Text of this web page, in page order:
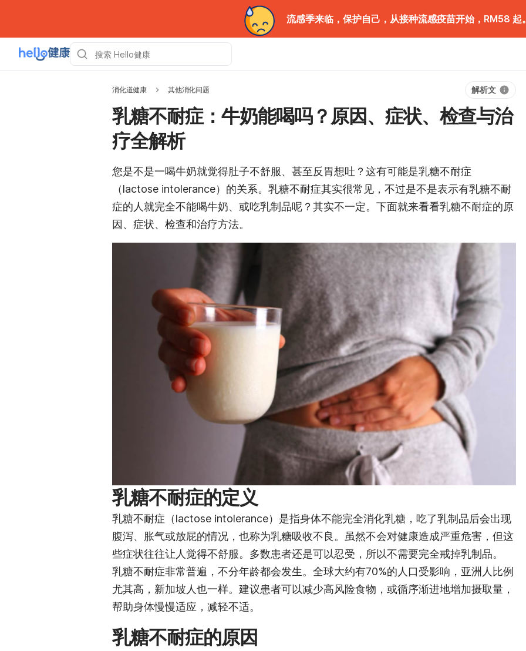
流感季来临，保护自己，从接种流感疫苗开始，RM58 起
消化道健康 其他消化问题 解析文
乳糖不耐症：牛奶能喝吗？原因、症状、检查与治
疗全解析
您是不是一喝牛奶就觉得肚子不舒服、甚至反胃想吐？这有可能是乳糖不耐症
（lactose intolerance）的关系。乳糖不耐症其实很常见，不过是不是表示有乳糖不耐
症的人就完全不能喝牛奶、或吃乳制品呢？其实不一定。下面就来看看乳糖不耐症的原
因、症状、检查和治疗方法。
乳糖不耐症的定义
乳糖不耐症（lactose intolerance）是指身体不能完全消化乳糖，吃了乳制品后会出现
腹泻、胀气或放屁的情况，也称为乳糖吸收不良。虽然不会对健康造成严重危害，但这
些症状往往让人觉得不舒服。多数患者还是可以忍受，所以不需要完全戒掉乳制品。
乳糖不耐症非常普遍，不分年龄都会发生。全球大约有70%的人口受影响，亚洲人比例
尤其高，新加坡人也一样。建议患者可以减少高风险食物，或循序渐进地增加摄取量，
帮助身体慢慢适应，减轻不适。
乳糖不耐症的原因